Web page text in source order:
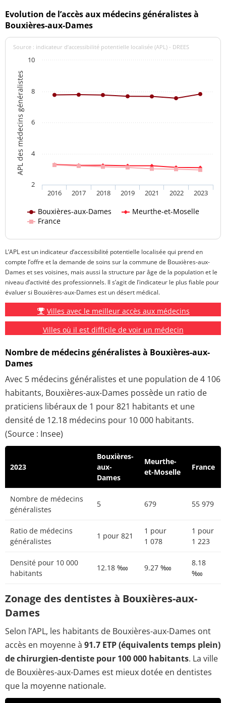
Evolution de l’accès aux médecins généralistes à
Bouxières-aux-Dames
APL des médecins généralistes
Source : indicateur d’accessibilité potentielle localisée (APL) - DREES
Bouxières-aux-Dames
Meurthe-et-Moselle
France
2016 2017 2018 2019 2021 2022 2023
2
4
6
8
10
L’APL est un indicateur d’accessibilité potentielle localisée qui prend en
compte l’offre et la demande de soins sur la commune de Bouxières-aux-
Dames et ses voisines, mais aussi la structure par âge de la population et le
niveau d’activité des professionnels. Il s’agit de l’indicateur le plus fiable pour
évaluer si Bouxières-aux-Dames est un désert médical.
Villes avec le meilleur accès aux médecins
Villes où il est difficile de voir un médecin
Nombre de médecins généralistes à Bouxières-aux-
Dames
Avec 5 médecins généralistes et une population de 4 106
habitants, Bouxières-aux-Dames possède un ratio de
praticiens libéraux de 1 pour 821 habitants et une
densité de 12.18 médecins pour 10 000 habitants.
(Source : Insee)
2023
Bouxières-
aux-
Dames
Meurthe-
et-Moselle
France
Nombre de médecins
généralistes
5 679 55 979
Ratio de médecins
généralistes
1 pour 821
1 pour
1 078
1 pour
1 223
Densité pour 10 000
habitants
12.18 ‱ 9.27 ‱
8.18
‱
Zonage des dentistes à Bouxières-aux-
Dames
Selon l’APL, les habitants de Bouxières-aux-Dames ont
accès en moyenne à 91.7 ETP (équivalents temps plein)
de chirurgien-dentiste pour 100 000 habitants. La ville
de Bouxières-aux-Dames est mieux dotée en dentistes
que la moyenne nationale.